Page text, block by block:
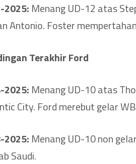
2025: Menang UD-12 atas
Antonio. Foster
Terakhir Ford
2025: Menang UD-10 atas
City. Ford merebut gelar
2025: Menang UD-10 non
Saudi.